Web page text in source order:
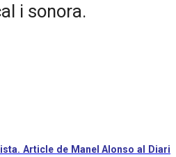
i sonora.
Article de Manel Alonso al Diari